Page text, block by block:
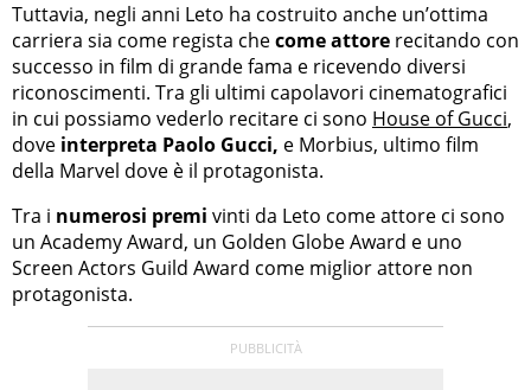
Tuttavia, negli anni Leto ha costruito anche un’ottima
carriera sia come regista checome attore recitando con
successo in film di grande fama e ricevendo diversi
riconoscimenti. Tra gli ultimi capolavori cinematografici
in cui possiamo vederlo recitare ci sono House of Gucci,
dove interpreta Paolo Gucci, e Morbius, ultimo film
della Marvel dove è il protagonista.
Tra i numerosi premi vinti da Leto come attore ci sono
un Academy Award, un Golden Globe Award e uno
Screen Actors Guild Award come miglior attore non
protagonista.